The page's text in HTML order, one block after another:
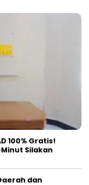
100% Gratis!
Silakan
dan